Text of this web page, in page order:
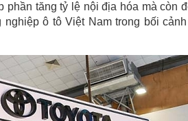
phần tăng tỷ lệ nội địa hóa mà còn
ô tô Việt Nam trong bối